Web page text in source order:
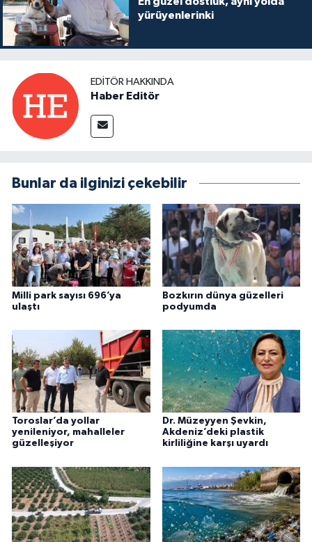
yürüyenlerinki
EDITÖR HAKKINDA
Haber Editör
Bunlar da ilginizi çekebilir
Milli park sayısı 696’ya
ulaştı
Bozkırın dünya güzelleri
podyumda
Toroslar’da yollar
yenileniyor, mahalleler
güzelleşiyor
Dr. Müzeyyen Şevkin,
Akdeniz’deki plastik
kirliliğine karşı uyardı